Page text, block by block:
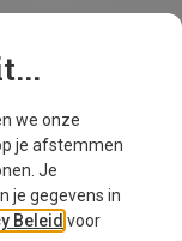
Ten
we onze
je afstemmen
Je
je gegevens in
Beleid voor